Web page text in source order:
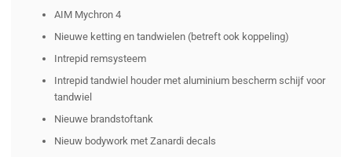
AIM Mychron 4
Nieuwe ketting en tandwielen (betreft ook koppeling)
Intrepid remsysteem
Intrepid tandwiel houder met aluminium bescherm schijf voor
tandwiel
Nieuwe brandstoftank
Nieuw bodywork met Zanardi decals